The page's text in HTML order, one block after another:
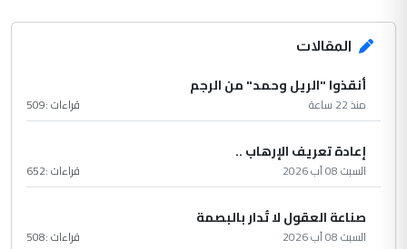
المقالات
أنقذوا "الريل وحمد" من الرجم
منذ 22 ساعة قراءات :509
إعادة تعريف الإرهاب ..
السبت 08 آب 2026 قراءات :652
صناعة العقول لا تُدار بالبصمة
السبت 08 آب 2026 قراءات :508